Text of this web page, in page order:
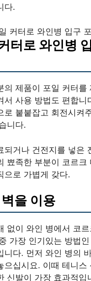
다.
커터로 와인병 입구
터로 와인병
의 제품이 포일 커터를
서 사용 방법도 편합니
로 붙붙잡고 회전시켜
니다.
되거나 건전지를 넣은
뾰족한 부분이 코르크
으로 가볍게 갖다.
을 이용
없이 와인 병에서 코
가장 인기있는 방법
니다. 먼저 와인 병의
으십시요. 이때 테니스
신발이 가장 효과적입